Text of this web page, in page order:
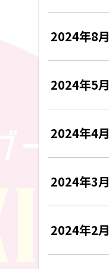
2024年8月
2024年5月
2024年4月
2024年3月
2024年2月